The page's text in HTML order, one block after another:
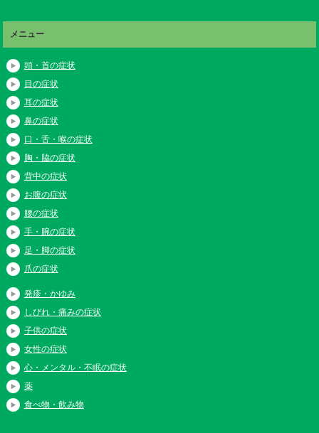
メニュー
頭・首の症状
目の症状
耳の症状
鼻の症状
口・舌・喉の症状
胸・脇の症状
背中の症状
お腹の症状
腰の症状
手・腕の症状
足・脚の症状
爪の症状
発疹・かゆみ
しびれ・痛みの症状
子供の症状
女性の症状
心・メンタル・不眠の症状
薬
食べ物・飲み物